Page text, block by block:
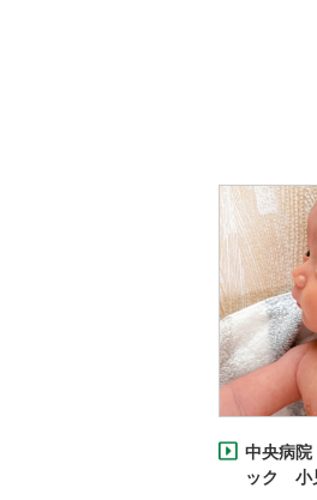
中央病
ック 小